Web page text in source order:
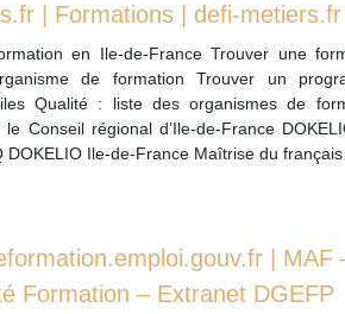
| Formations | defi-metiers.fr
en Ile-de-France Trouver une
de formation Trouver un
Qualité : liste des organismes de
Conseil régional d’Ile-de-France
DOKELIO Ile-de-France Maîtrise du français
| MAF
Formation – Extranet DGEFP